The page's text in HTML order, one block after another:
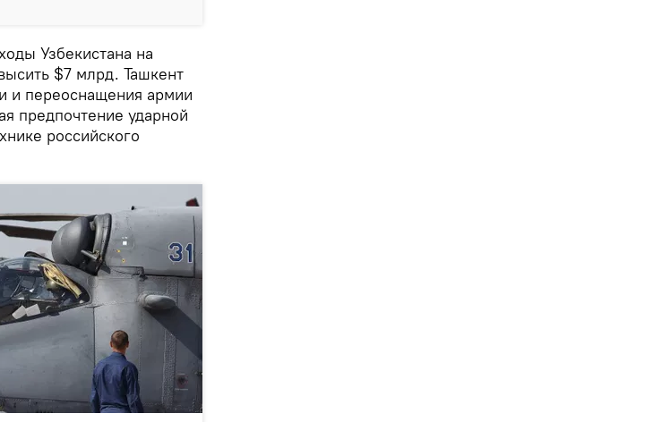
Узбекистана на
$7 млрд. Ташкент
и переоснащения армии
предпочтение ударной
российского